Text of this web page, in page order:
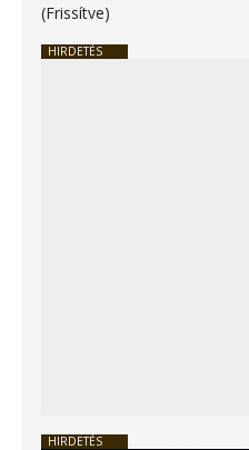
(Frissítve)
HIRDETÉS
HIRDETÉS